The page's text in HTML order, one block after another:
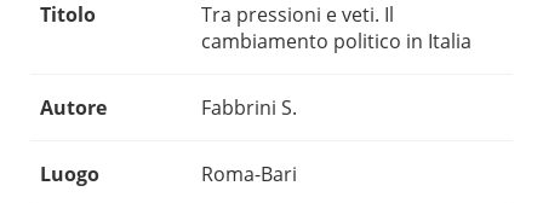
Titolo
Tra pressioni e veti. Il
cambiamento politico in Italia
Autore Fabbrini S.
Luogo Roma-Bari